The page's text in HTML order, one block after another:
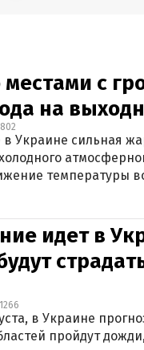
местами с
на
802
Украине сильная
температуры
идет в
1266
в Украине
пройдут